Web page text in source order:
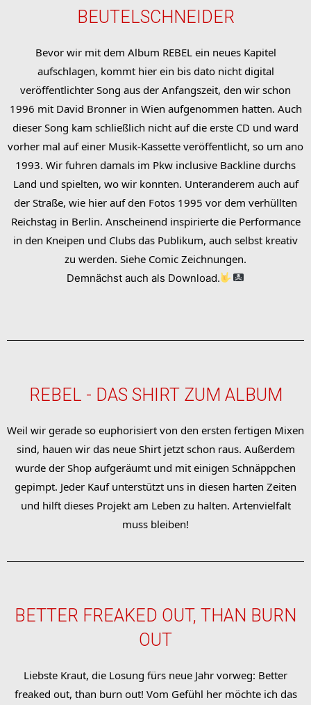
BEUTELSCHNEIDER
Bevor wir mit dem Album REBEL ein neues Kapitel
aufschlagen, kommt hier ein bis dato nicht digital
veröffentlichter Song aus der Anfangszeit, den wir schon
1996 mit David Bronner in Wien aufgenommen hatten. Auch
dieser Song kam schließlich nicht auf die erste CD und ward
vorher mal auf einer Musik-Kassette veröffentlicht, so um ano
1993. Wir fuhren damals im Pkw inclusive Backline durchs
Land und spielten, wo wir konnten. Unteranderem auch auf
der Straße, wie hier auf den Fotos 1995 vor dem verhüllten
Reichstag in Berlin. Anscheinend inspirierte die Performance
in den Kneipen und Clubs das Publikum, auch selbst kreativ
zu werden. Siehe Comic Zeichnungen.
Demnächst auch als Download.
REBEL - DAS SHIRT ZUM ALBUM
Weil wir gerade so euphorisiert von den ersten fertigen Mixen
sind, hauen wir das neue Shirt jetzt schon raus. Außerdem
wurde der Shop aufgeräumt und mit einigen Schnäppchen
gepimpt. Jeder Kauf unterstützt uns in diesen harten Zeiten
und hilft dieses Projekt am Leben zu halten. Artenvielfalt
muss bleiben!
BETTER FREAKED OUT, THAN BURN
OUT
Liebste Kraut, die Losung fürs neue Jahr vorweg: Better
freaked out, than burn out! Vom Gefühl her möchte ich das